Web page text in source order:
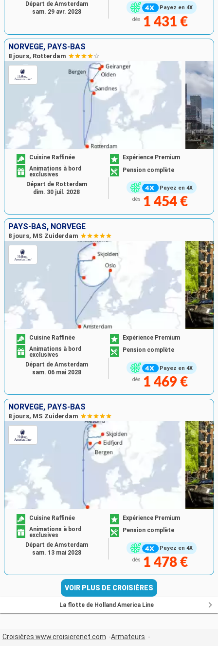
Payez en 4X
dès 1 431 €
Départ de Amsterdam
sam. 29 avr. 2028
NORVÈGE, PAYS-BAS
8 jours, Rotterdam
Payez en 4X
Cuisine Raffinée
Expérience Premium
Animations à bord
exclusives
Pension complète
dès 1 454 €
Départ de Rotterdam
dim. 30 juil. 2028
PAYS-BAS, NORVÈGE
8 jours, MS Zuiderdam
Payez en 4X
Cuisine Raffinée
Expérience Premium
Animations à bord
exclusives
Pension complète
dès 1 469 €
Départ de Amsterdam
sam. 06 mai 2028
NORVÈGE, PAYS-BAS
8 jours, MS Zuiderdam
Payez en 4X
Cuisine Raffinée
Expérience Premium
Animations à bord
exclusives
Pension complète
dès 1 478 €
Départ de Amsterdam
sam. 13 mai 2028
VOIR PLUS DE CROISIÈRES
La flotte de Holland America Line
Croisières www.croisierenet.com
Armateurs